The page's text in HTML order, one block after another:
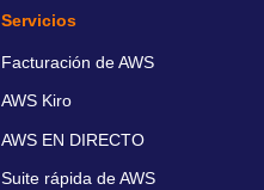
Servicios
Facturación de AWS
AWS Kiro
AWS EN DIRECTO
Suite rápida de AWS